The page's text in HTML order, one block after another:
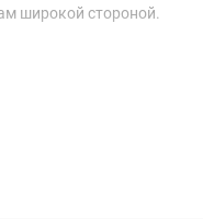
широкой стороной.